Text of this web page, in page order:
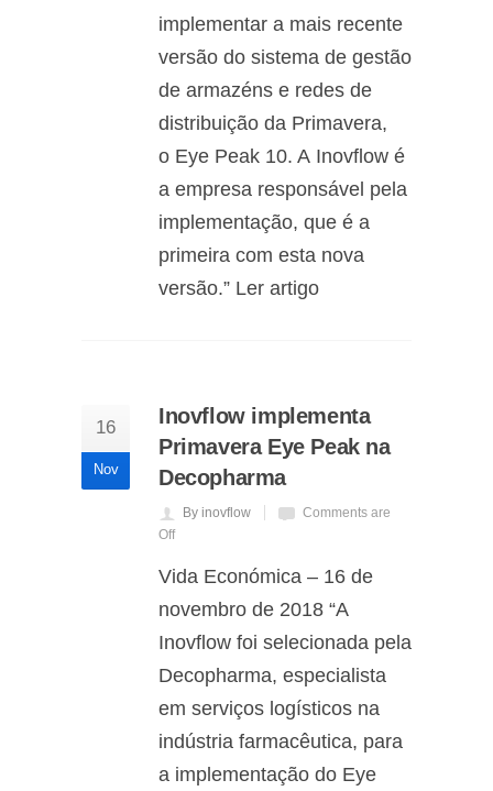
implementar a mais recente
versão do sistema de gestão
de armazéns e redes de
distribuição da Primavera,
o Eye Peak 10. A Inovflow é
a empresa responsável pela
implementação, que é a
primeira com esta nova
versão.” Ler artigo
16
Nov
Inovflow implementa
Primavera Eye Peak na
Decopharma
By inovflow
Comments are
Off
Vida Económica – 16 de
novembro de 2018 “A
Inovflow foi selecionada pela
Decopharma, especialista
em serviços logísticos na
indústria farmacêutica, para
a implementação do Eye